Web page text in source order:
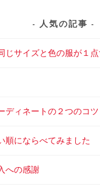
人気の記事
じサイズと色の服が１
ディネートの２つのコツ
順にならべてみました
への感謝